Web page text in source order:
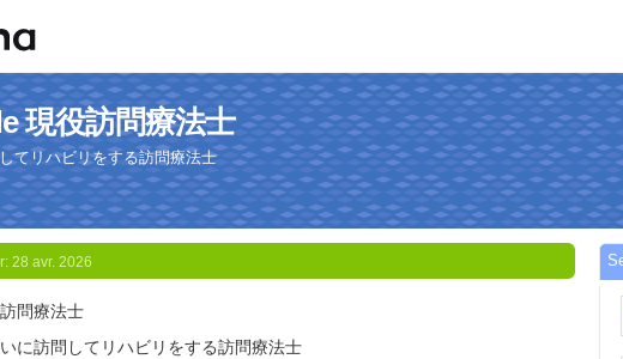
現役訪問療法士
てリハビリをする訪問療法士
28 avr. 2026
問療法士
に訪問してリハビリをする訪問療法士